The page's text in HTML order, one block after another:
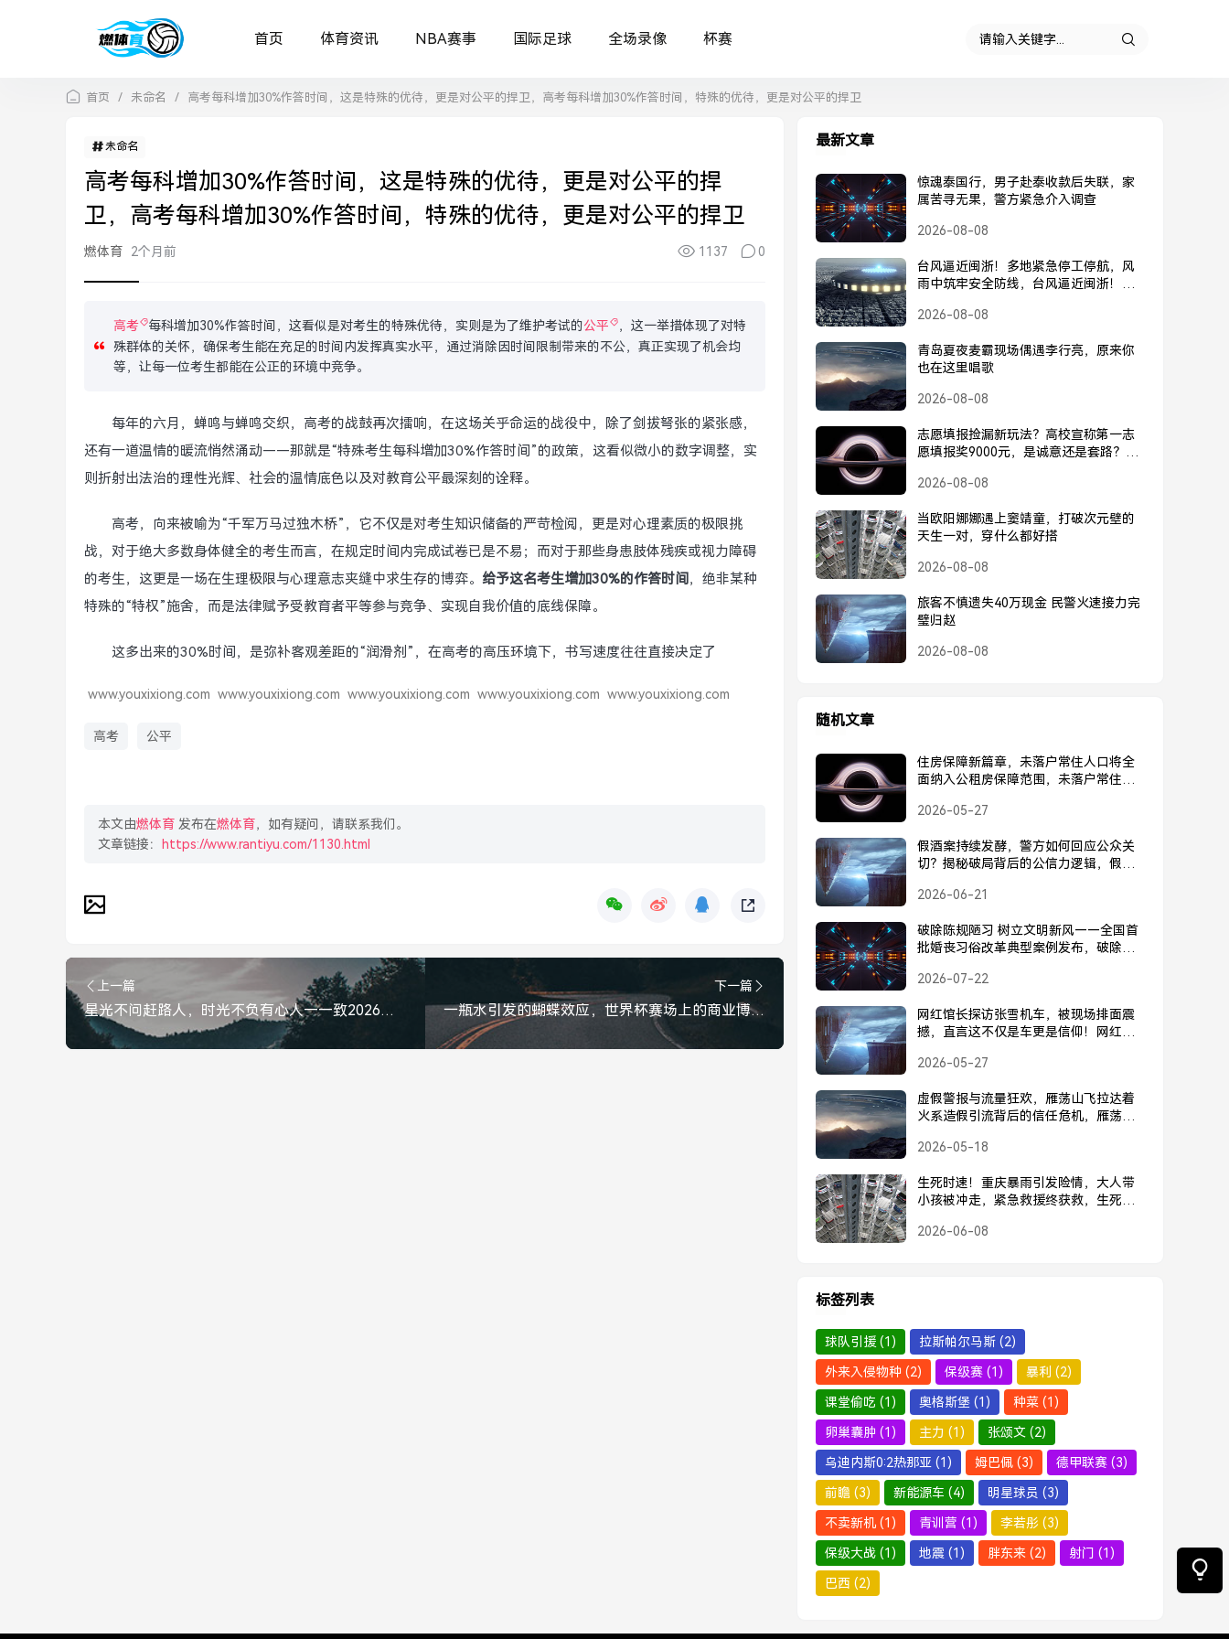
首页 体育资讯 NBA赛事 国际足球 全场录像 杯赛
首页 / 未命名 / 高考每科增加30%作答时间，这是特殊的优待，更是对公平的捍卫，高考每科增加30%作答时间，特殊的优待，更是对公平的捍卫
未命名
高考每科增加30%作答时间，这是特殊的优待，更是对公平的捍
卫，高考每科增加30%作答时间，特殊的优待，更是对公平的捍卫
燃体育 2个月前 1137 0
高考 每科增加30%作答时间，这看似是对考生的特殊优待，实则是为了维护考试的公平
，这一举措体现了对特
殊群体的关怀，确保考生能在充足的时间内发挥真实水平，通过消除因时间限制带来的不公，真正实现了机会均
等，让每一位考生都能在公正的环境中竞争。
每年的六月，蝉鸣与蝉鸣交织，高考的战鼓再次擂响，在这场关乎命运的战役中，除了剑拔弩张的紧张感，
还有一道温情的暖流悄然涌动——那就是“特殊考生每科增加30%作答时间”的政策，这看似微小的数字调整，实
则折射出法治的理性光辉、社会的温情底色以及对教育公平最深刻的诠释。
高考，向来被喻为“千军万马过独木桥”，它不仅是对考生知识储备的严苛检阅，更是对心理素质的极限挑
战，对于绝大多数身体健全的考生而言，在规定时间内完成试卷已是不易；而对于那些身患肢体残疾或视力障碍
的考生，这更是一场在生理极限与心理意志夹缝中求生存的博弈。 给予这名考生增加30%的作答时间 ，绝非某种
特殊的“特权”施舍，而是法律赋予受教育者平等参与竞争、实现自我价值的底线保障。
这多出来的30%时间，是弥补客观差距的“润滑剂”，在高考的高压环境下，书写速度往往直接决定了
www.youxixiong.com www.youxixiong.com www.youxixiong.com www.youxixiong.com www.youxixiong.com
高考 公平
本文由燃体育 发布在燃体育，如有疑问，请联系我们。
文章链接：
https://www.rantiyu.com/1130.html
上一篇
星光不问赶路人，时光不负有心人——致2026届高考学子，星光不问赶路人，时光不负有心人——致2026届高考学子
下一篇
一瓶水引发的蝴蝶效应，世界杯赛场上的商业博弈与人性拷问，一瓶水引发的蝴蝶效应，世界杯赛场上的商业博弈与人性拷问
最新文章
惊魂泰国行，男子赴泰收款后失联，家
属苦寻无果，警方紧急介入调查
2026-08-08
台风逼近闽浙！多地紧急停工停航，风
雨中筑牢安全防线，台风逼近闽浙！多
2026-08-08
青岛夏夜麦霸现场偶遇李行亮，原来你
也在这里唱歌
2026-08-08
志愿填报捡漏新玩法？高校宣称第一志
愿填报奖9000元，是诚意还是套路？高
套路？
2026-08-08
当欧阳娜娜遇上窦靖童，打破次元壁的
天生一对，穿什么都好搭
2026-08-08
旅客不慎遗失40万现金 民警火速接力完
璧归赵
2026-08-08
随机文章
住房保障新篇章，未落户常住人口将全
面纳入公租房保障范围，未落户常住人
2026-05-27
假酒案持续发酵，警方如何回应公众关
切？揭秘破局背后的公信力逻辑，假酒
辑
2026-06-21
破除陈规陋习 树立文明新风——全国首
批婚丧习俗改革典型案例发布，破除陈
习俗改革典型案例发布
2026-07-22
网红馆长探访张雪机车，被现场排面震
撼，直言这不仅是车更是信仰！网红馆
更是信仰！
2026-05-27
虚假警报与流量狂欢，雁荡山飞拉达着
火系造假引流背后的信任危机，雁荡山
的信任危机
2026-05-18
生死时速！重庆暴雨引发险情，大人带
小孩被冲走，紧急救援终获救，生死时
救援成功获救
2026-06-08
标签列表
球队引援 (1) 拉斯帕尔马斯 (2)
外来入侵物种 (2) 保级赛 (1) 暴利 (2)
课堂偷吃 (1) 奥格斯堡 (1) 种菜 (1)
卵巢囊肿 (1) 主力 (1) 张颂文 (2)
乌迪内斯0:2热那亚 (1) 姆巴佩 (3) 德甲联赛 (3)
前瞻 (3) 新能源车 (4) 明星球员 (3)
不卖新机 (1) 青训营 (1) 李若彤 (3)
保级大战 (1) 地震 (1) 胖东来 (2) 射门 (1)
巴西 (2)